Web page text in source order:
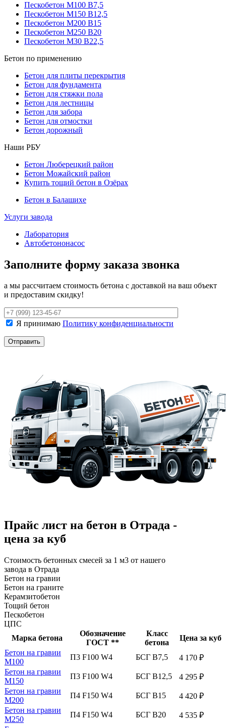
Пескобетон М100 В7,5
Пескобетон М150 В12,5
Пескобетон М200 В15
Пескобетон М250 В20
Пескобетон М30 В22,5
Бетон по применению
Бетон для плиты перекрытия
Бетон для фундамента
Бетон для стяжки пола
Бетон для лестницы
Бетон для забора
Бетон для отмостки
Бетон дорожный
Наши РБУ
Бетон Люберецкий район
Бетон Можайский район
Купить тощий бетон в Озёрах
Бетон в Балашихе
Услуги завода
Лаборатория
Автобетононасос
Заполните форму заказа звонка
а мы рассчитаем стоимость бетона с доставкой на ваш объект
и предоставим скидку!
Я принимаю Политику конфиденциальности
Прайс лист на бетон в Отрада -
цена за куб
Стоимость бетонных смесей за 1 м3 от нашего
завода в Отрада
Бетон на гравии
Бетон на граните
Керамзитобетон
Тощий бетон
Пескобетон
ЦПС
Марка бетона
Обозначение
ГОСТ **
Класс
бетона
Цена за куб
Бетон на гравии
М100
П3 F100 W4 БСГ В7,5
4 170 ₽
Бетон на гравии
М150
П3 F100 W4 БСГ В12,5
4 295 ₽
Бетон на гравии
М200
П4 F150 W4 БСГ В15
4 420 ₽
Бетон на гравии
М250
П4 F150 W4 БСГ В20
4 535 ₽